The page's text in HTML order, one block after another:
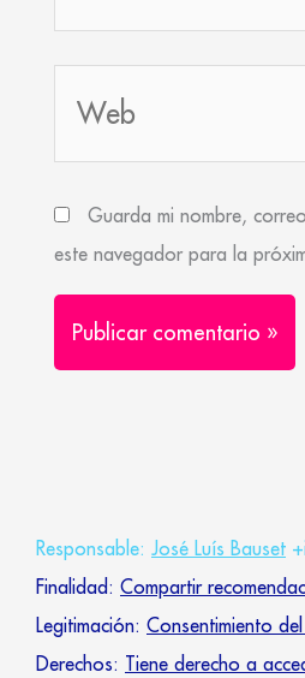
Guarda mi nombre,
este navegador para la
Responsable: José Luís Bauset
Finalidad: Compartir
Legitimación: Consentimiento
Derechos: Tiene derecho a